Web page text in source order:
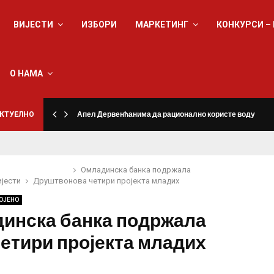
ВИЈЕСТИ ИЗБОРИ МАРКЕТИНГ КОНКУРСИ
О НАМА
Апел Дервенћанима да рационално користе воду
Друштво
Омладинска банка подржала
нова четири пројекта младих
банка подржала
пројекта младих